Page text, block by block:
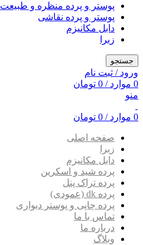
پوستر و پرده منظره و طبیعت
پوستر و پرده نقاشی
دابل مکانیزم
زبرا
جستجو
ورود / ثبت نام
0 موارد /
0 تومان
منو
0 موارد /
0 تومان
صفحه اصلی
زبرا
دابل مکانیزم
پرده شید و اسکرین
پرده تراک پنل
پرده dk (عمودی)
پرده چاپی و پوستر دیواری
تماس با ما
درباره ما
وبلاگ